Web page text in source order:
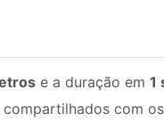
e a duração em 1
com